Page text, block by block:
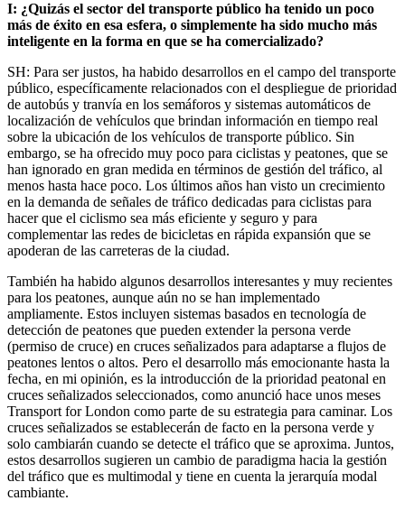
I: ¿Quizás el sector del transporte público ha tenido un poco
más de éxito en esa esfera, o simplemente ha sido mucho más
inteligente en la forma en que se ha comercializado?
SH: Para ser justos, ha habido desarrollos en el campo del transporte
público, específicamente relacionados con el despliegue de prioridad
de autobús y tranvía en los semáforos y sistemas automáticos de
localización de vehículos que brindan información en tiempo real
sobre la ubicación de los vehículos de transporte público. Sin
embargo, se ha ofrecido muy poco para ciclistas y peatones, que se
han ignorado en gran medida en términos de gestión del tráfico, al
menos hasta hace poco. Los últimos años han visto un crecimiento
en la demanda de señales de tráfico dedicadas para ciclistas para
hacer que el ciclismo sea más eficiente y seguro y para
complementar las redes de bicicletas en rápida expansión que se
apoderan de las carreteras de la ciudad.
También ha habido algunos desarrollos interesantes y muy recientes
para los peatones, aunque aún no se han implementado
ampliamente. Estos incluyen sistemas basados en tecnología de
detección de peatones que pueden extender la persona verde
(permiso de cruce) en cruces señalizados para adaptarse a flujos de
peatones lentos o altos. Pero el desarrollo más emocionante hasta la
fecha, en mi opinión, es la introducción de la prioridad peatonal en
cruces señalizados seleccionados, como anunció hace unos meses
Transport for London como parte de su estrategia para caminar. Los
cruces señalizados se establecerán de facto en la persona verde y
solo cambiarán cuando se detecte el tráfico que se aproxima. Juntos,
estos desarrollos sugieren un cambio de paradigma hacia la gestión
del tráfico que es multimodal y tiene en cuenta la jerarquía modal
cambiante.